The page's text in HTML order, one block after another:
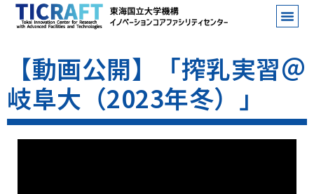
【動画公開】「搾乳実習＠
岐阜大（2023年冬）」